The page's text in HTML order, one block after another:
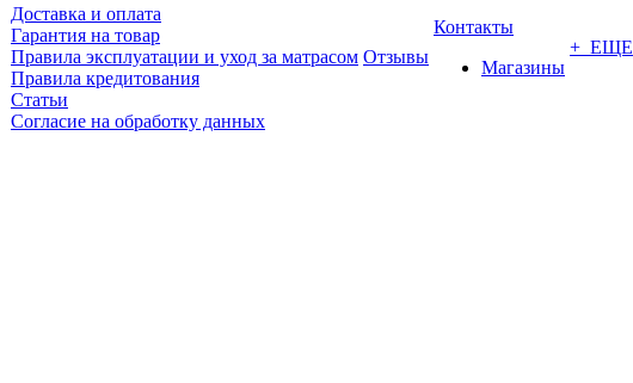
Доставка и оплата
Гарантия на товар
Правила эксплуатации и уход за матрасом
Правила кредитования
Статьи
Согласие на обработку данных
Отзывы
Контакты
Магазины
+ ЕЩЕ